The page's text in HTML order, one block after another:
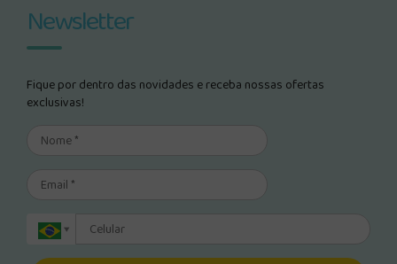
Newsletter
Fique por dentro das novidades e receba nossas ofertas
exclusivas!